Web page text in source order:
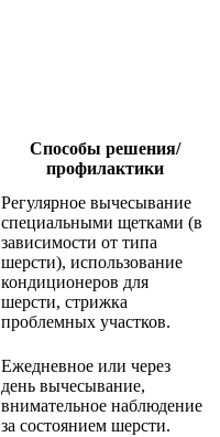
Способы решения/
профилактики
Регулярное вычесывание
специальными щетками (в
зависимости от типа
шерсти), использование
кондиционеров для
шерсти, стрижка
проблемных участков.
Ежедневное или через
день вычесывание,
внимательное наблюдение
за состоянием шерсти.